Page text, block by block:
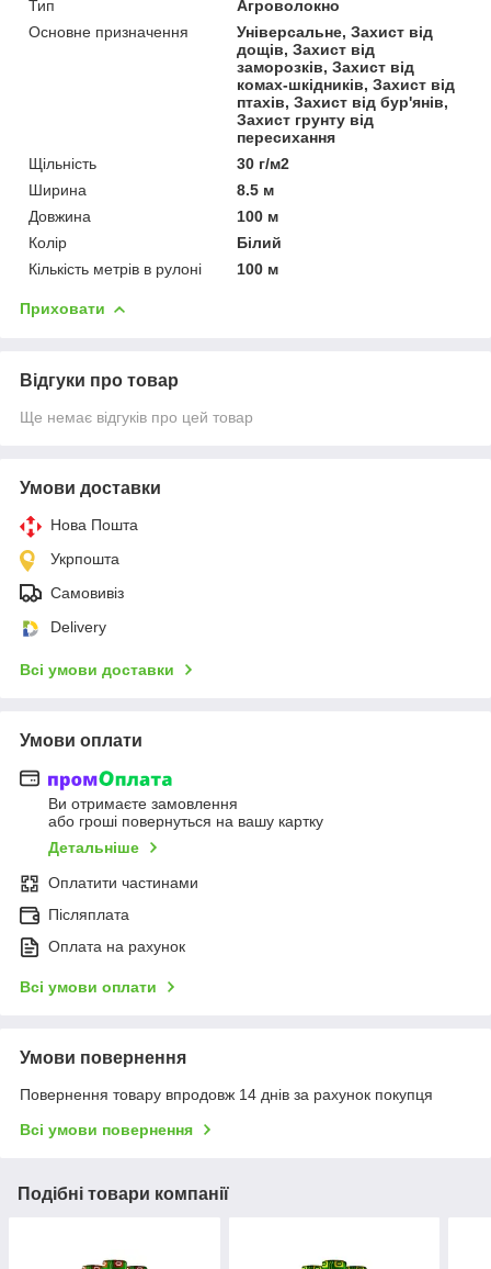
Тип
Агроволокно
Основне призначення
Універсальне, Захист від
дощів, Захист від
заморозків, Захист від
комах-шкідників, Захист від
птахів, Захист від бур'янів,
Захист грунту від
пересихання
Щільність
30 г/м2
Ширина
8.5 м
Довжина
100 м
Колір
Білий
Кількість метрів в рулоні
100 м
Приховати
Відгуки про товар
Ще немає відгуків про цей товар
Умови доставки
Нова Пошта
Укрпошта
Самовивіз
Delivery
Всі умови доставки
Умови оплати
Ви отримаєте замовлення
або гроші повернуться на вашу картку
Детальніше
Оплатити частинами
Післяплата
Оплата на рахунок
Всі умови оплати
Умови повернення
Повернення товару впродовж 14 днів за рахунок покупця
Всі умови повернення
Подібні товари компанії